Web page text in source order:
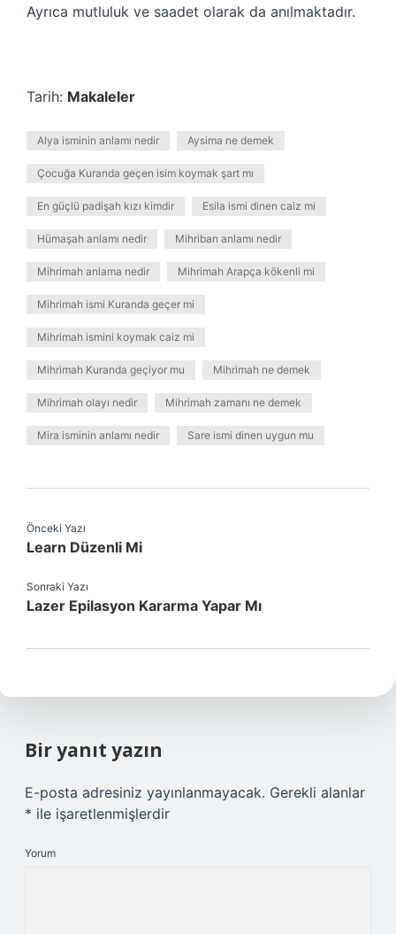
Ayrıca mutluluk ve saadet olarak da anılmaktadır.
Tarih: Makaleler
Alya isminin anlamı nedir Aysima ne demek
Çocuğa Kuranda geçen isim koymak şart mı
En güçlü padişah kızı kimdir Esila ismi dinen caiz mi
Hümaşah anlamı nedir Mihriban anlamı nedir
Mihrimah anlama nedir Mihrimah Arapça kökenli mi
Mihrimah ismi Kuranda geçer mi
Mihrimah ismini koymak caiz mi
Mihrimah Kuranda geçiyor mu Mihrimah ne demek
Mihrimah olayı nedir Mihrimah zamanı ne demek
Mira isminin anlamı nedir Sare ismi dinen uygun mu
Önceki Yazı
Learn Düzenli Mi
Sonraki Yazı
Lazer Epilasyon Kararma Yapar Mı
Bir yanıt yazın
E-posta adresiniz yayınlanmayacak. Gerekli alanlar
* ile işaretlenmişlerdir
Yorum